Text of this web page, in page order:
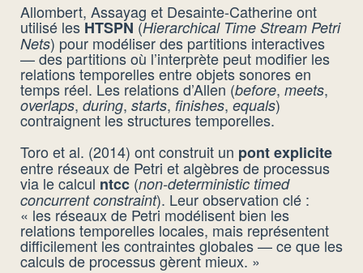
Allombert, Assayag et Desainte-Catherine ont
utilisé lesHTSPN (Hierarchical Time Stream Petri
Nets) pour modéliser des partitions interactives
— des partitions où l’interprète peut modifier les
relations temporelles entre objets sonores en
temps réel. Les relations d’Allen (before, meets,
overlaps, during, starts, finishes, equals)
contraignent les structures temporelles.
Toro et al. (2014) ont construit un pont explicite
entre réseaux de Petri et algèbres de processus
via le calcul ntcc (non-deterministic timed
concurrent constraint). Leur observation clé :
« les réseaux de Petri modélisent bien les
relations temporelles locales, mais représentent
difficilement les contraintes globales — ce que les
calculs de processus gèrent mieux. »